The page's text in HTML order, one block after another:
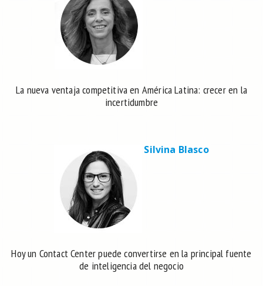
La nueva ventaja competitiva en América Latina: crecer en la
incertidumbre
Silvina Blasco
Hoy un Contact Center puede convertirse en la principal fuente
de inteligencia del negocio